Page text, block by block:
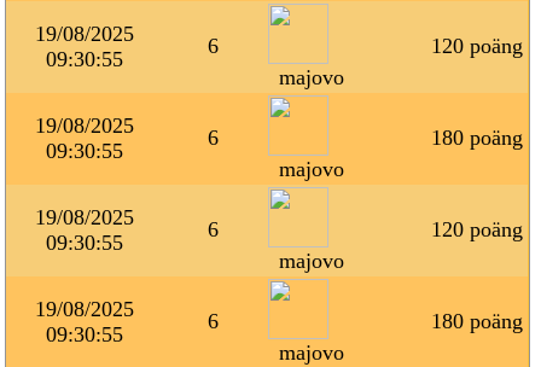
19/08/2025
09:30:55
6
majovo
120 poäng
19/08/2025
09:30:55
6
majovo
180 poäng
19/08/2025
09:30:55
6
majovo
120 poäng
19/08/2025
09:30:55
6
majovo
180 poäng